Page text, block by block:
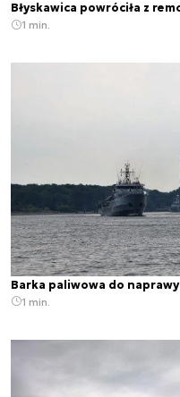
Błyskawica powróciła z
1 min.
Barka paliwowa do naprawy
1 min.